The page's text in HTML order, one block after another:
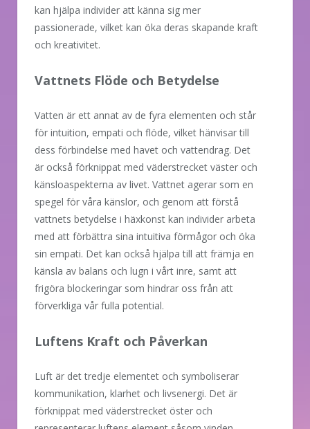
kan hjälpa individer att känna sig mer
passionerade, vilket kan öka deras skapande kraft
och kreativitet.
Vattnets Flöde och Betydelse
Vatten är ett annat av de fyra elementen och står
för intuition, empati och flöde, vilket hänvisar till
dess förbindelse med havet och vattendrag. Det
är också förknippat med väderstrecket väster och
känsloaspekterna av livet. Vattnet agerar som en
spegel för våra känslor, och genom att förstå
vattnets betydelse i häxkonst kan individer arbeta
med att förbättra sina intuitiva förmågor och öka
sin empati. Det kan också hjälpa till att främja en
känsla av balans och lugn i vårt inre, samt att
frigöra blockeringar som hindrar oss från att
förverkliga vår fulla potential.
Luftens Kraft och Påverkan
Luft är det tredje elementet och symboliserar
kommunikation, klarhet och livsenergi. Det är
förknippat med väderstrecket öster och